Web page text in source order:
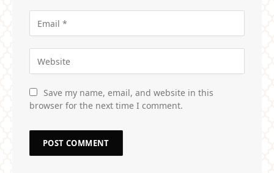
Save my name, email, and website in this
browser for the next time I comment.